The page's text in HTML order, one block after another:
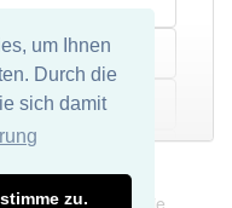
um Ihnen
Durch die
sich damit
zu.
keine Haftung für die